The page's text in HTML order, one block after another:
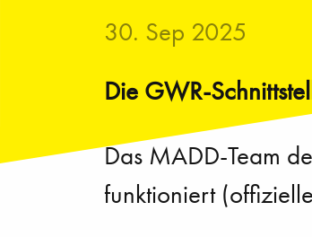
30. Sep 2025
Die GWR-
Das MADD-Team
funktioniert